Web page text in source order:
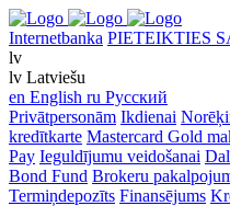
Internetbanka PIETEIKTIES
lv
lv Latviešu
en English ru Русский
Privātpersonām Ikdienai
kredītkarte Mastercard Gold
Pay Ieguldījumu veidošanai
Bond Fund Brokeru
Termiņdepozīts Finansējums